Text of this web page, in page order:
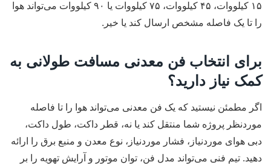
۱۵ کیلووات، ۴۵ کیلووات، ۷۵ کیلووات یا ۹۰ کیلووات می‌تواند هوا
را تا یک فاصله مشخص ارسال کند یا خیر.
برای انتخاب فن معدنی مسافت طولانی به
کمک نیاز دارید؟
اگر مطمئن نیستید که یک فن معدنی می‌تواند هوا را تا فاصله
موردنظر پروژه شما منتقل کند یا نه، قطر داکت، طول داکت،
دبی هوای موردنیاز، فشار موردنیاز، نوع معدن و منبع برق را ارائه
دهید. تیم فنی می‌تواند مدل فن، توان موتور و آرایش تهویه را بر